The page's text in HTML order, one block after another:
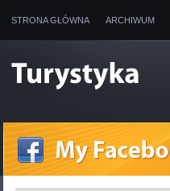
STRONA GŁÓWNA ARCHIWUM